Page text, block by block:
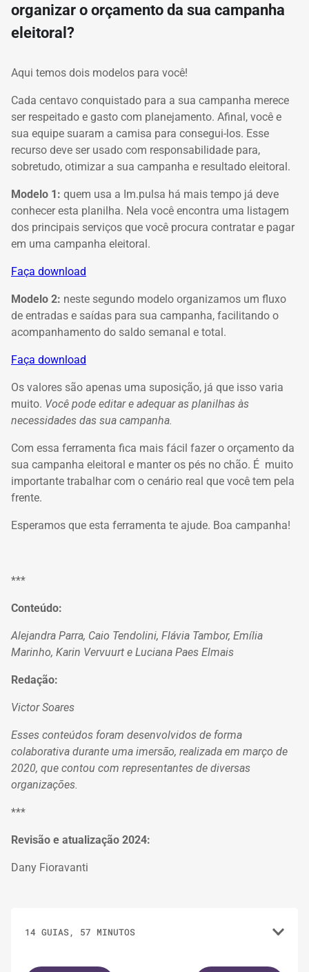
organizar o orçamento da sua campanha
eleitoral?
Aqui temos dois modelos para você!
Cada centavo conquistado para a sua campanha merece
ser respeitado e gasto com planejamento. Afinal, você e
sua equipe suaram a camisa para consegui-los. Esse
recurso deve ser usado com responsabilidade para,
sobretudo, otimizar a sua campanha e resultado eleitoral.
Modelo 1: quem usa a Im.pulsa há mais tempo já deve
conhecer esta planilha. Nela você encontra uma listagem
dos principais serviços que você procura contratar e pagar
em uma campanha eleitoral.
Faça download
Modelo 2: neste segundo modelo organizamos um fluxo
de entradas e saídas para sua campanha, facilitando o
acompanhamento do saldo semanal e total.
Faça download
Os valores são apenas uma suposição, já que isso varia
muito. Você pode editar e adequar as planilhas às
necessidades das sua campanha.
Com essa ferramenta fica mais fácil fazer o orçamento da
sua campanha eleitoral e manter os pés no chão. É muito
importante trabalhar com o cenário real que você tem pela
frente.
Esperamos que esta ferramenta te ajude. Boa campanha!
***
Conteúdo:
Alejandra Parra, Caio Tendolini, Flávia Tambor, Emília
Marinho, Karin Vervuurt e Luciana Paes Elmais
Redação:
Victor Soares
Esses conteúdos foram desenvolvidos de forma
colaborativa durante uma imersão, realizada em março de
2020, que contou com representantes de diversas
organizações.
***
Revisão e atualização 2024:
Dany Fioravanti
14 GUIAS, 57 MINUTOS
1. FERRAMENTAS 4 MINUTOS